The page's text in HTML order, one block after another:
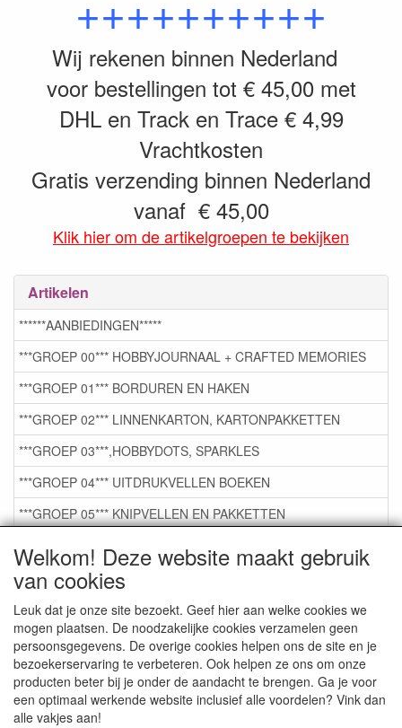
Welkom! Deze website maakt gebruik
van cookies
Leuk dat je onze site bezoekt. Geef hier aan welke cookies we
mogen plaatsen. De noodzakelijke cookies verzamelen geen
persoonsgegevens. De overige cookies helpen ons de site en je
bezoekerservaring te verbeteren. Ook helpen ze ons om onze
producten beter bij je onder de aandacht te brengen. Ga je voor
een optimaal werkende website inclusief alle voordelen? Vink dan
alle vakjes aan!
Wij rekenen binnen Nederland
voor bestellingen tot € 45,00 met
DHL en Track en Trace € 4,99
Vrachtkosten
Gratis verzending binnen Nederland
vanaf € 45,00
Klik hier om de artikelgroepen te bekijken
Artikelen
******AANBIEDINGEN*****
***GROEP 00*** HOBBYJOURNAAL + CRAFTED MEMORIES
***GROEP 01*** BORDUREN EN HAKEN
***GROEP 02*** LINNENKARTON, KARTONPAKKETTEN
***GROEP 03***,HOBBYDOTS, SPARKLES
***GROEP 04*** UITDRUKVELLEN BOEKEN
***GROEP 05*** KNIPVELLEN EN PAKKETTEN
***GROEP 06*** TAPE/LIJM SNIJMALLEN STEMPELS
***GROEP 07*** KAARTEN +SCRAP TOEBEHOREN
***GROEP 08*** TEKENEN EN KLEUREN, GELPEN,MARKER
***GROEP 09*** KRALEN EN TOEBEHOREN
***GROEP 10*** WENSKAARTEN MET ENV. €0,75
Service